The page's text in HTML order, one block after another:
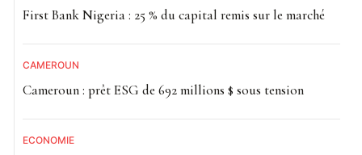
First Bank Nigeria : 25 % du capital remis sur le marché
CAMEROUN
Cameroun : prêt ESG de 692 millions $ sous tension
ECONOMIE